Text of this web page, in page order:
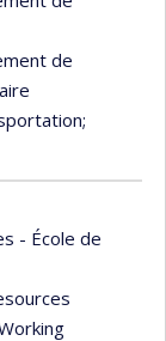
de
;
- École de